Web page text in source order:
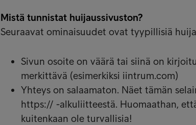
Mistä tunnistat huijaussivuston?
Seuraavat ominaisuudet ovat tyypillisiä
Sivun osoite on väärä tai siinä on
merkittävä (esimerkiksi iintrum.com)
Yhteys on salaamaton. Näet tämän
https:// -alkuliitteestä. Huomaathan,
kuitenkaan ole turvallisia!